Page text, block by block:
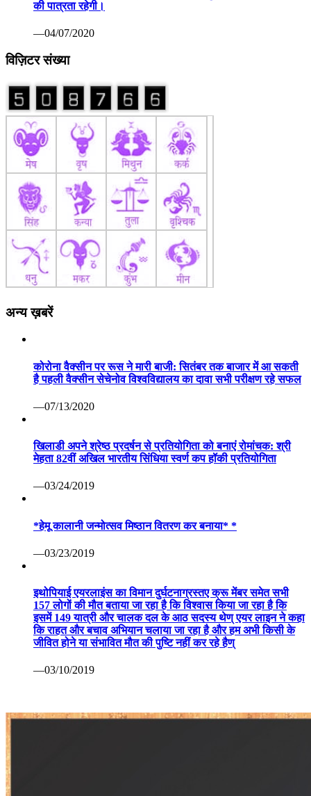
की पात्रता रहेगी।
—04/07/2020
विज़िटर संख्या
अन्य ख़बरें
कोरोना वैक्सीन पर रूस ने मारी बाजी: सितंबर तक बाजार में आ सकती
है पहली वैक्सीन सेचेनोव विश्वविद्यालय का दावा सभी परीक्षण रहे सफल
—07/13/2020
खिलाडी अपने श्रेष्ठ प्रदर्षन से प्रतियोगिता को बनाएं रोमांचक: श्री
मेहता 82वीं अखिल भारतीय सिंधिया स्वर्ण कप हॉकी प्रतियोगिता
—03/24/2019
*हेमू कालानी जन्मोत्सव मिष्ठान वितरण कर बनाया* *
—03/23/2019
इथोपियाई एयरलाइंस का विमान दुर्घटनाग्रस्तए क्रू मेंबर समेत सभी
157 लोगों की मौत बताया जा रहा है कि विश्वास किया जा रहा है कि
इसमें 149 यात्री और चालक दल के आठ सदस्य थेण् एयर लाइन ने कहा
कि राहत और बचाव अभियान चलाया जा रहा है और हम अभी किसी के
जीवित होने या संभावित मौत की पुष्टि नहीं कर रहे हैण्
—03/10/2019